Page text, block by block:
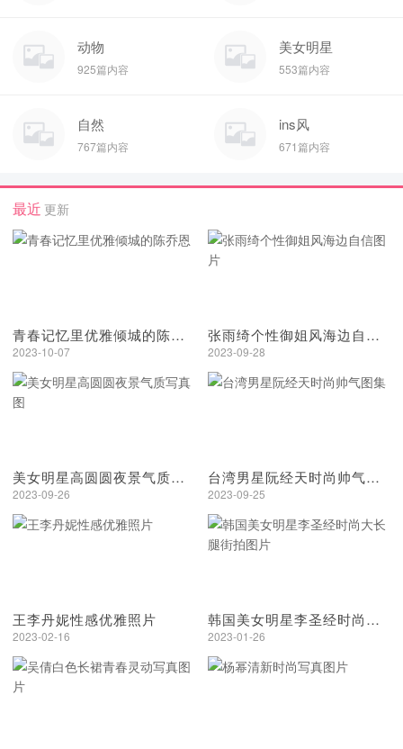
动物
925篇内容
美女明星
553篇内容
自然
767篇内容
ins风
671篇内容
最近 更新
青春记忆里优雅倾城的陈乔恩
2023-10-07
张雨绮个性御姐风海边自信图片
2023-09-28
美女明星高圆圆夜景气质写真图
2023-09-26
台湾男星阮经天时尚帅气图集
2023-09-25
王李丹妮性感优雅照片
2023-02-16
韩国美女明星李圣经时尚大长腿街拍图片
2023-01-26